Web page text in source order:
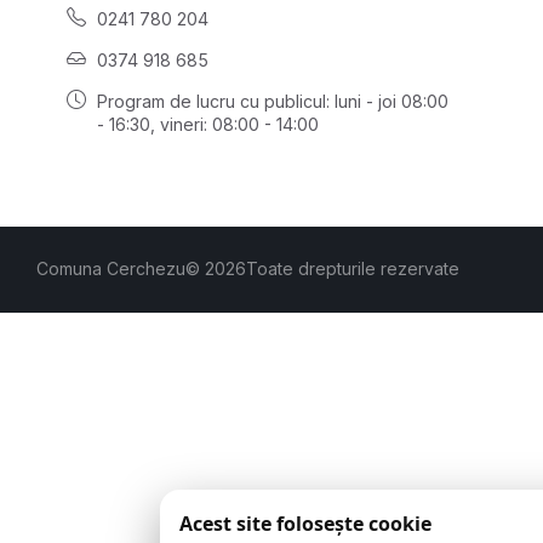
0241 780 204
0374 918 685
Program de lucru cu publicul: luni - joi 08:00
- 16:30 , vineri: 08:00 - 14:00
Comuna Cerchezu© 2026Toate drepturile rezervate
Acest site folosește cookie